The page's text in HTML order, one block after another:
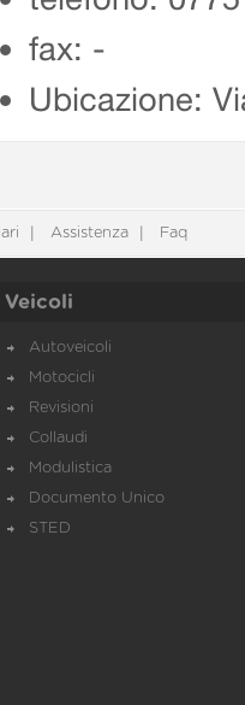
fax: -
Ubicazione:
Assistenza Faq
Veicoli
Autoveicoli
Motocicli
Revisioni
Collaudi
Modulistica
Documento Unico
STED